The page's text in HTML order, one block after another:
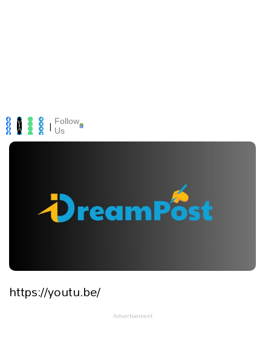
| Follow
Us
https://youtu.be/